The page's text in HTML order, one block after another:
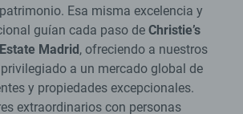
Esa misma excelencia y
guían cada paso de Christie’s
Madrid, ofreciendo a nuestros
a un mercado global de
y propiedades excepcionales.
extraordinarios con personas